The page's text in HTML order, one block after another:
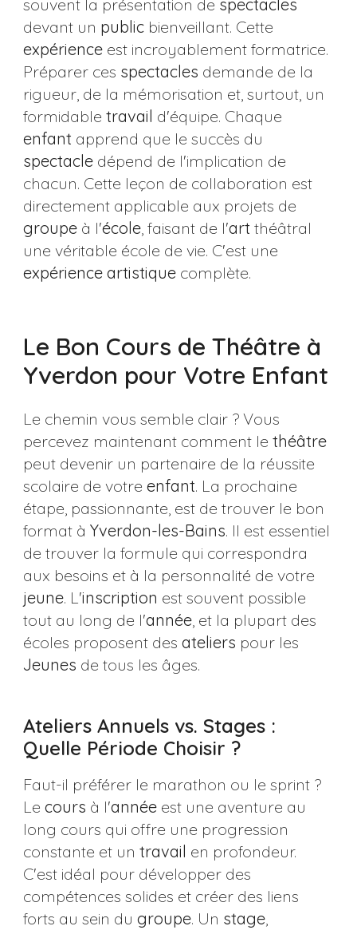
souvent la présentation de spectacles
devant un publicbienveillant. Cette
expérienceest incroyablement formatrice.
Préparer ces spectacles demande de la
rigueur, de la mémorisation et, surtout, un
formidable travail d'équipe. Chaque
enfant apprend que le succès du
spectacledépend de l'implication de
chacun. Cette leçon de collaboration est
directement applicable aux projets de
groupeà l'école, faisant de l'art théâtral
une véritable école de vie. C'est une
expérience artistiquecomplète.
Le Bon Cours de Théâtre à
Yverdon pour Votre Enfant
Le chemin vous semble clair ? Vous
percevez maintenant comment le théâtre
peut devenir un partenaire de la réussite
scolaire de votre enfant. La prochaine
étape, passionnante, est de trouver le bon
format à Yverdon-les-Bains. Il est essentiel
de trouver la formule qui correspondra
aux besoins et à la personnalité de votre
jeune. L'inscription est souvent possible
tout au long de l'année, et la plupart des
écoles proposent des ateliers pour les
Jeunes de tous les âges.
Ateliers Annuels vs. Stages :
Quelle Période Choisir ?
Faut-il préférer le marathon ou le sprint ?
Le cours à l'annéeest une aventure au
long cours qui offre une progression
constante et un travail en profondeur.
C'est idéal pour développer des
compétences solides et créer des liens
forts au sein du groupe. Un stage,